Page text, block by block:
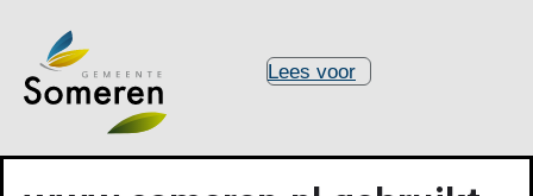
Lees voor